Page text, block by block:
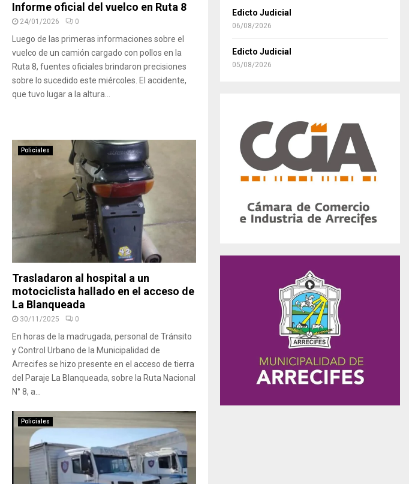
Informe oficial del vuelco en Ruta 8
24/01/2026 0
Luego de las primeras informaciones sobre el
vuelco de un camión cargado con pollos en la
Ruta 8, fuentes oficiales brindaron precisiones
sobre lo sucedido este miércoles. El accidente,
que tuvo lugar a la altura...
Policiales
Trasladaron al hospital a un
motociclista hallado en el acceso de
La Blanqueada
30/11/2025 0
En horas de la madrugada, personal de Tránsito
y Control Urbano de la Municipalidad de
Arrecifes se hizo presente en el acceso de tierra
del Paraje La Blanqueada, sobre la Ruta Nacional
N° 8, a...
Policiales
Edicto Judicial
06/08/2026
Edicto Judicial
05/08/2026